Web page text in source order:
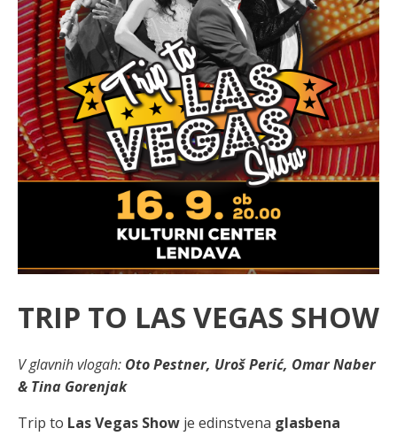
TRIP TO LAS VEGAS SHOW
V glavnih vlogah: Oto Pestner, Uroš Perić, Omar Naber
& Tina Gorenjak
Trip to Las Vegas Show je edinstvena glasbena